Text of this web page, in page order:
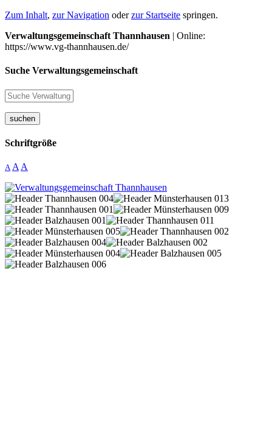
Zum Inhalt, zur Navigation oderzur Startseite springen.
Verwaltungsgemeinschaft Thannhausen | Online:
https://www.vg-thannhausen.de/
Suche Verwaltungsgemeinschaft
suchen
Schriftgröße
A A A